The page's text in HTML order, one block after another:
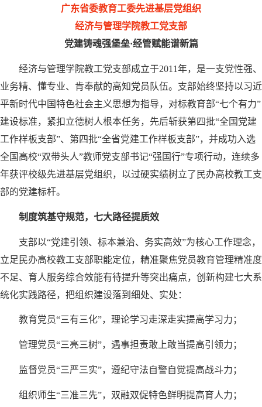
广东省委教育工委先进基层党组织
经济与管理学院教工党支部
党建铸魂强堡垒·经管赋能谱新篇
经济与管理学院教工党支部成立于2011年，是一支党性强、
业务精、懂专业、肯奉献的高知党员队伍。支部始终坚持以习近
平新时代中国特色社会主义思想为指导，对标教育部“七个有力”
建设标准，紧扣立德树人根本任务，先后斩获第四批“全国党建
工作样板支部”、第四批“全省党建工作样板支部”，并成功入选
全国高校“双带头人”教师党支部书记“强国行”专项行动，连续多
年获评校级先进基层党组织，以过硬实绩树立了民办高校教工支
部的党建标杆。
制度筑基守规范，七大路径提质效
支部以“党建引领、标本兼治、务实高效”为核心工作理念，
立足民办高校教工支部职能定位，精准聚焦党员教育管理精准度
不足、育人服务综合效能有待提升等突出痛点，创新构建七大系
统化实践路径，把组织建设落到细处、实处：
教育党员“三有三化”，理论学习走深走实提高学习力；
管理党员“三亮三树”，遇事担责敢上敢当提高引领力；
监督党员“三严三实”，遵纪守法自警自觉提高战斗力；
组织师生“三准三先”，双融双促特色鲜明提高育人力；